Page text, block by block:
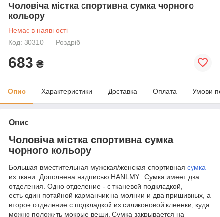
Чоловіча містка спортивна сумка чорного
кольору
Немає в наявності
Код: 30310
Роздріб
683 ₴
Опис Характеристики Доставка Оплата Умови
Опис
Чоловіча містка спортивна сумка
чорного кольору
Большая вместительная мужская/женская спортивная сумка
из ткани. Дополнена надписью HANLMY. Сумка имеет два
отделения. Одно отделение - с тканевой подкладкой,
есть один потайной карманчик на молнии и два пришивных, а
второе отделение с подкладкой из силиконовой клеенки, куда
можно положить мокрые вещи. Сумка закрывается на